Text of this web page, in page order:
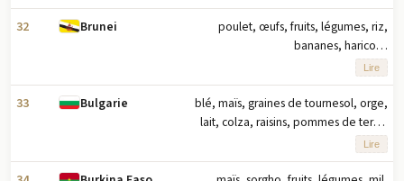
32 Brunei
poulet, œufs, fruits, légumes, riz,
bananes, haricots,
concombres/cornichons, ananas,
bœuf (2023) note : dix principaux
produits agricoles en fonction du
tonnage
Lire
33 Bulgarie
blé, maïs, graines de tournesol, orge,
lait, colza, raisins, pommes de terre,
triticale, tomates (2023) note : dix
principaux produits agricoles basés
Lire